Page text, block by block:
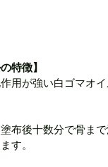
特徴】
作用が強い白ゴマオ
塗布後十数分で骨ま
す。